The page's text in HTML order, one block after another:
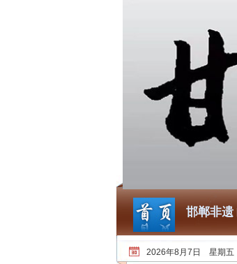
邯郸非遗
2026年8月7日 星期五